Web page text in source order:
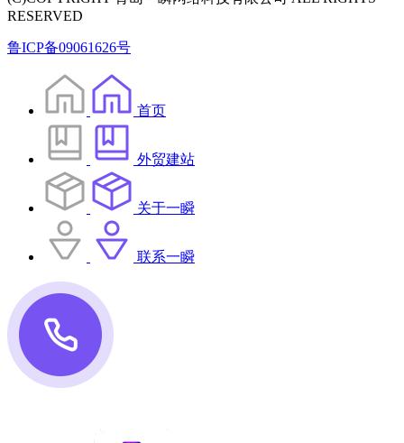
RESERVED
鲁ICP备09061626号
首页
外贸建站
关于一瞬
联系一瞬